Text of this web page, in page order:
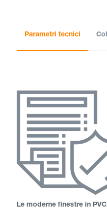
Parametri tecnici
Le moderne finestre in PVC